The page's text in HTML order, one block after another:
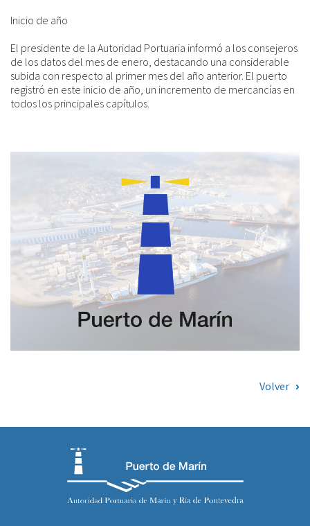
Inicio de año
El presidente de la Autoridad Portuaria informó a los consejeros
de los datos del mes de enero, destacando una considerable
subida con respecto al primer mes del año anterior. El puerto
registró en este inicio de año, un incremento de mercancías en
Volver